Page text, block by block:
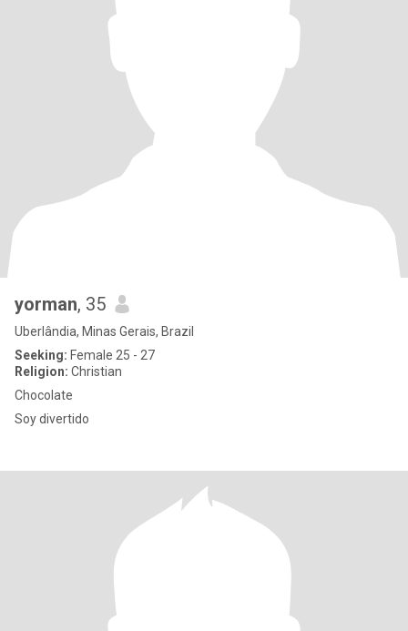
yorman, 35
Uberlândia, Minas Gerais, Brazil
Seeking: Female 25 - 27
Religion: Christian
Chocolate
Soy divertido